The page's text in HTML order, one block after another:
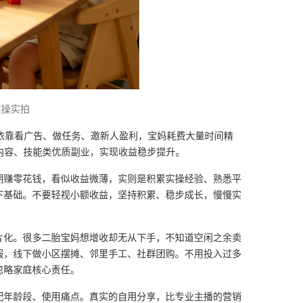
实拍
看广告、做任务、邀新人盈利，宝妈耗费大量时间精
、技能类优质副业，实现收益稳步提升。
零花钱，看似收益微薄，实则是积累实操经验、熟悉平
础。不要轻视小额收益，坚持积累、稳步成长，慢慢实
。很多二胎宝妈想增收却无从下手，不知道空闲之余卖
线下做小区摆摊、邻里手工、社群团购。不用投入过多
家庭核心责任。
龄段、使用痛点。真实的自用分享，比专业主播的营销